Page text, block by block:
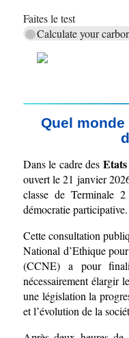
Faites le test
Calculate your
Quel
Dans le cadre des
ouvert le 21 janvier
classe de Terminale
démocratie participative.
Cette consultation
National d’Ethique
(CCNE) a pour
nécessairement élargir
une législation la
et l’évolution de la